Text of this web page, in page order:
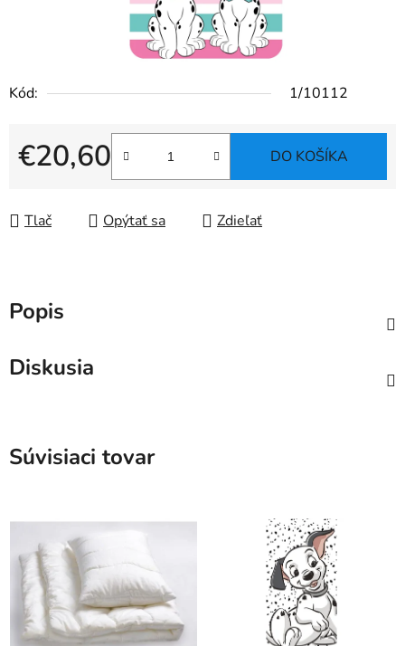
Kód: 1/10112
€20,60
Jednotková cena:
DO KOŠÍKA
Tlač Opýtať sa Zdieľať
Popis
Diskusia
Súvisiaci tovar